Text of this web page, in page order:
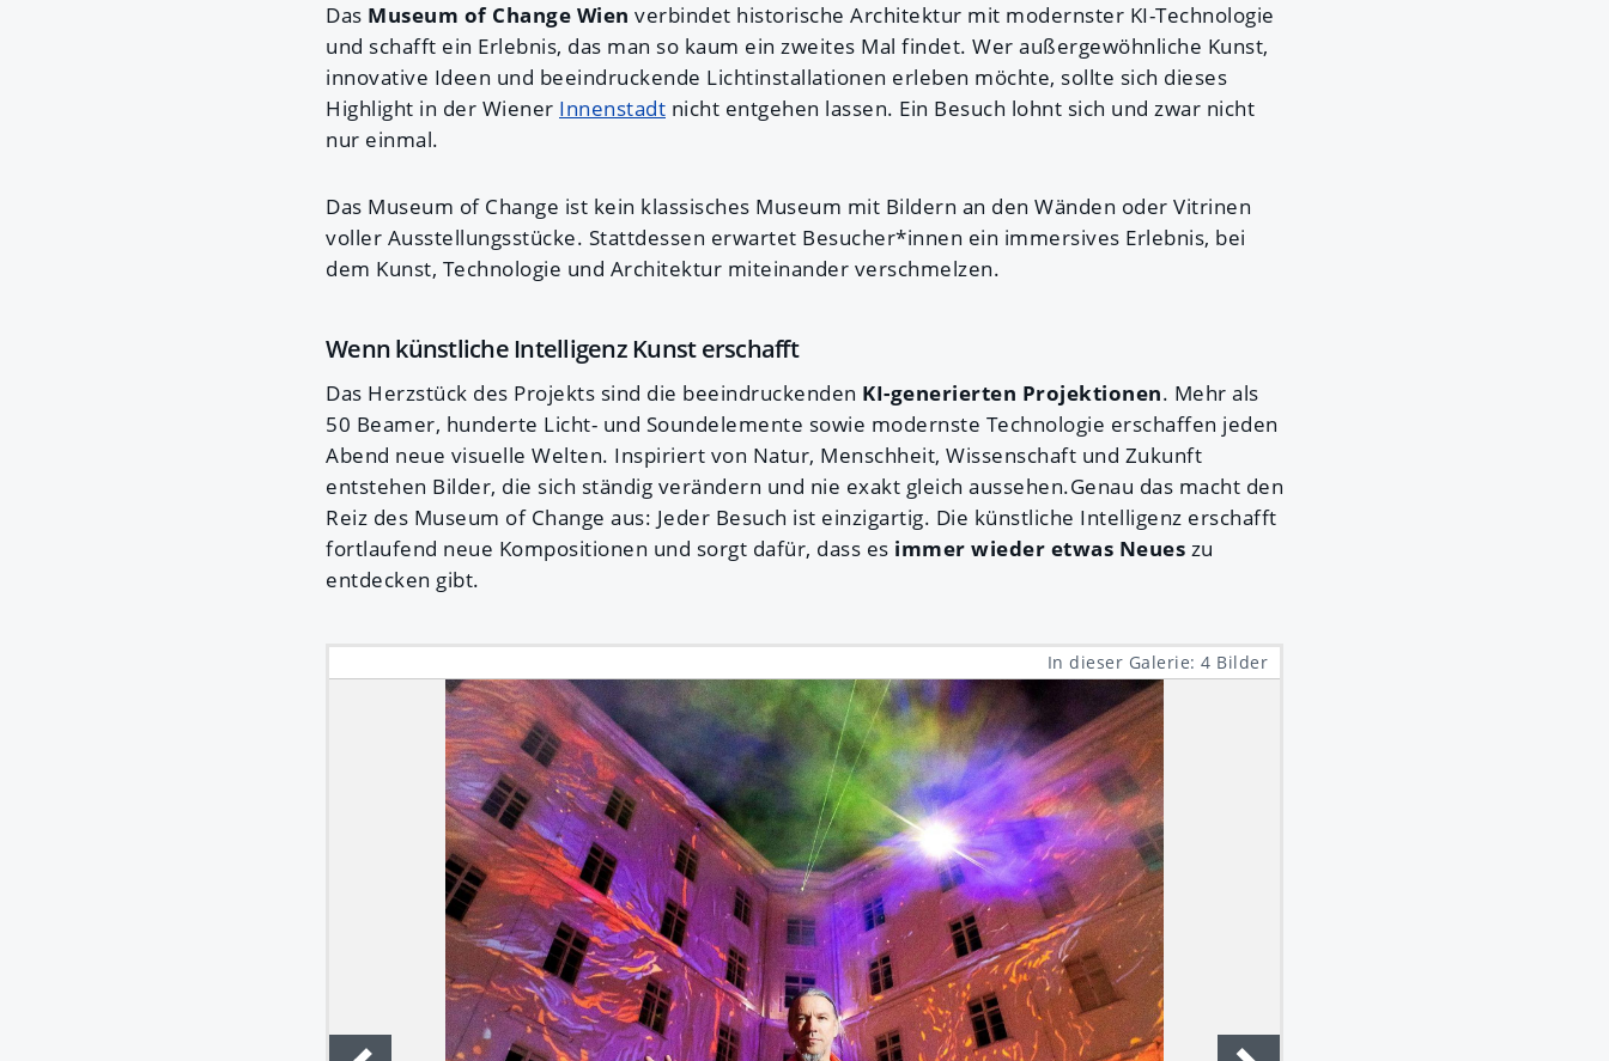
Das Museum of Change Wien verbindet historische Architektur mit modernster KI-Technologie
und schafft ein Erlebnis, das man so kaum ein zweites Mal findet. Wer außergewöhnliche Kunst,
innovative Ideen und beeindruckende Lichtinstallationen erleben möchte, sollte sich dieses
Highlight in der Wiener Innenstadt nicht entgehen lassen. Ein Besuch lohnt sich und zwar nicht
nur einmal.
Das Museum of Change ist kein klassisches Museum mit Bildern an den Wänden oder Vitrinen
voller Ausstellungsstücke. Stattdessen erwartet Besucher*innen ein immersives Erlebnis, bei
dem Kunst, Technologie und Architektur miteinander verschmelzen.
Wenn künstliche Intelligenz Kunst erschafft
Das Herzstück des Projekts sind die beeindruckenden KI-generierten Projektionen. Mehr als
50 Beamer, hunderte Licht- und Soundelemente sowie modernste Technologie erschaffen jeden
Abend neue visuelle Welten. Inspiriert von Natur, Menschheit, Wissenschaft und Zukunft
entstehen Bilder, die sich ständig verändern und nie exakt gleich aussehen.Genau das macht den
Reiz des Museum of Change aus: Jeder Besuch ist einzigartig. Die künstliche Intelligenz erschafft
fortlaufend neue Kompositionen und sorgt dafür, dass es immer wieder etwas Neues zu
entdecken gibt.
In dieser Galerie: 4 Bilder